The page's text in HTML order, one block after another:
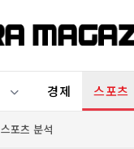
경제 스포츠
스포츠 분석